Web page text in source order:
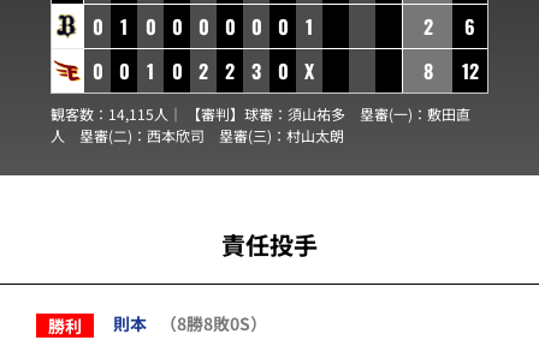
0 1 0 0 0 0 0 0
1
0 0 1 0 2 2 3 0 X
2
6
8
12
観客数：14,115人｜ 【審判】球審： 須山祐多 塁審(一)： 敷田直
人
塁審(二)： 西本欣司 塁審(三)： 村山太朗
責任投手
勝利 則本
（8勝8敗0S）